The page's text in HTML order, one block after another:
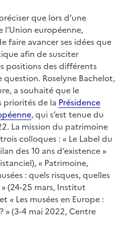
que lors d’une
l’Union européenne,
faire avancer ses idées que
afin de susciter
positions des différents
question. Roselyne Bachelot,
a souhaité que le
priorités de la Présidence
, qui s’est tenue du
La mission du patrimoine
colloques : « Le Label du
des 10 ans d’existence »
« Patrimoine,
: quels risques, quelles
(24-25 mars, Institut
« Les musées en Europe :
» (3-4 mai 2022, Centre